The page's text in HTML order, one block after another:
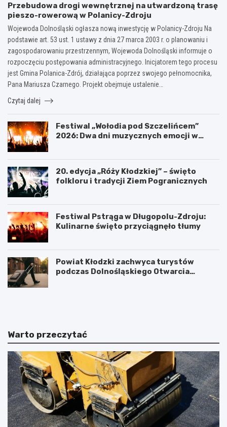
Przebudowa drogi wewnętrznej na utwardzoną trasę
pieszo-rowerową w Polanicy-Zdroju
Wojewoda Dolnośląski ogłasza nową inwestycję w Polanicy-Zdroju Na
podstawie art. 53 ust. 1 ustawy z dnia 27 marca 2003 r. o planowaniu i
zagospodarowaniu przestrzennym, Wojewoda Dolnośląski informuje o
rozpoczęciu postępowania administracyjnego. Inicjatorem tego procesu
jest Gmina Polanica-Zdrój, działająca poprzez swojego pełnomocnika,
Pana Mariusza Czarnego. Projekt obejmuje ustalenie…
Czytaj dalej
Festiwal „Wołodia pod Szczelińcem”
2026: Dwa dni muzycznych emocji w
20. edycja „Róży Kłodzkiej” – święto
folkloru i tradycji Ziem Pogranicznych
Festiwal Pstrąga w Długopolu-Zdroju:
Kulinarne święto przyciągnęło tłumy
Powiat Kłodzki zachwyca turystów
podczas Dolnośląskiego Otwarcia
P
t
K
ł
o
d
z
k
i
z
a
K
k
i
P
o
w
i
a
t
z
a
Warto przeczytać